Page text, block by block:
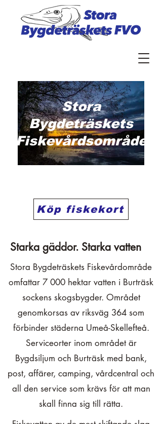
Stora
Bygdeträskets
Fiskevårdsområde
Köp fiskekort
Starka gäddor. Starka vatten
Stora Bygdeträskets Fiskevårdområde
omfattar 7 000 hektar vatten i Burträsk
sockens skogsbygder. Området
genomkorsas av riksväg 364 som
förbinder städerna Umeå-Skellefteå.
Serviceorter inom området är
Bygdsiljum och Burträsk med bank,
post, affärer, camping, vårdcentral och
all den service som krävs för att man
skall finna sig till rätta.